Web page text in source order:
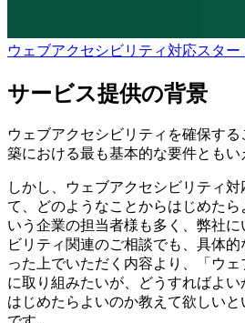
ウェブアクセシビリティ対応スター
サービス提供の背景
ウェブアクセシビリティを確保す
築における最も基本的な要件ともい
しかし、ウェブアクセシビリティ
て、どのようなことからはじめたら
いう企業の担当者様も多く、弊社
ビリティ関連のご相談でも、具体
った上でいただく内容より、「ウ
に取り組みたいが、どうすればよ
はじめたらよいのか教えて欲しい